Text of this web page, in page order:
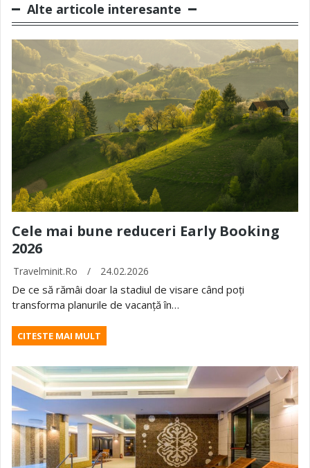
Alte articole interesante
Cele mai bune reduceri Early Booking
2026
Travelminit.ro / 24.02.2026
De ce să rămâi doar la stadiul de visare când poți
transforma planurile de vacanță în…
CITESTE MAI MULT